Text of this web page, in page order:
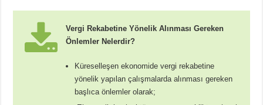
Vergi Rekabetine Yönelik Alınması Gereken
Önlemler Nelerdir?
Küreselleşen ekonomide vergi rekabetine
yönelik yapılan çalışmalarda alınması gereken
başlıca önlemler olarak;